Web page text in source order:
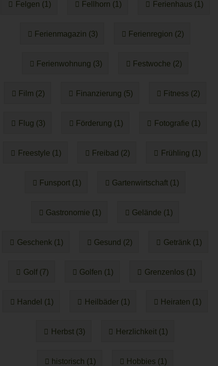
Felgen (1) Fellhorn (1) Ferienhaus (1)
Ferienmagazin (3) Ferienregion (2)
Ferienwohnung (3) Festwoche (2)
Film (2) Finanzierung (5) Fitness (2)
Flug (3) Förderung (1) Fotografie (1)
Freestyle (1) Freibad (2) Frühling (1)
Funsport (1) Gartenwirtschaft (1)
Gastronomie (1) Gelände (1)
Geschenk (1) Gesund (2) Getränk (1)
Golf (7) Golfen (1) Grenzenlos (1)
Handel (1) Heilbäder (1) Heiraten (1)
Herbst (3) Herzlichkeit (1)
historisch (1) Hobbies (1)